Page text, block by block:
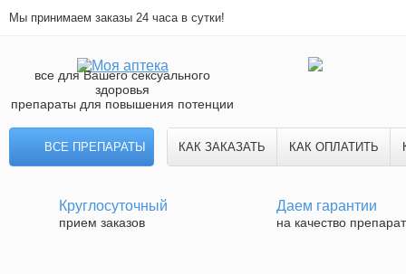
Мы принимаем заказы 24 часа в сутки!
все для Вашего сексуального
здоровья
препараты для повышения потенции
ВСЕ ПРЕПАРАТЫ КАК ЗАКАЗАТЬ КАК ОПЛАТИТЬ
Круглосуточный
прием заказов
Даем гарантии
на качество